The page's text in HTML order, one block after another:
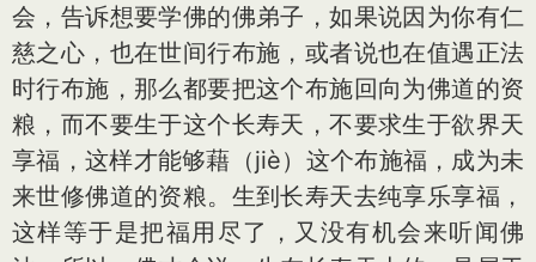
会，告诉想要学佛的佛弟子，如果说因为你有仁
慈之心，也在世间行布施，或者说也在值遇正法
时行布施，那么都要把这个布施回向为佛道的资
粮，而不要生于这个长寿天，不要求生于欲界天
享福，这样才能够藉（jiè）这个布施福，成为未
来世修佛道的资粮。生到长寿天去纯享乐享福，
这样等于是把福用尽了，又没有机会来听闻佛